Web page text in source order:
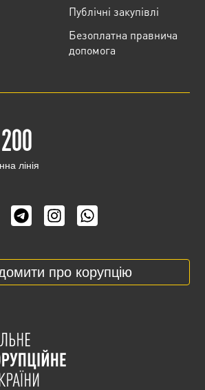
Публічні закупівлі
Безоплатна правнича
допомога
лінія
про корупцію